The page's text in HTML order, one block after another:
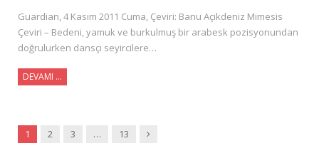
Guardian, 4 Kasım 2011 Cuma, Çeviri: Banu Açıkdeniz Mimesis
Çeviri – Bedeni, yamuk ve burkulmuş bir arabesk pozisyonundan
doğrulurken dansçı seyircilere…
DEVAMI …
1 2 3 … 13 Sonraki